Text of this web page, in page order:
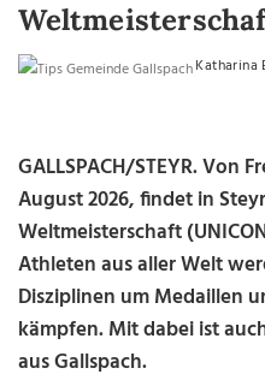
Katharina
GALLSPACH/STEYR. Von
August 2026, findet in
Weltmeisterschaft
Athleten aus aller Welt
Disziplinen um Medaillen
kämpfen. Mit dabei ist
aus Gallspach.